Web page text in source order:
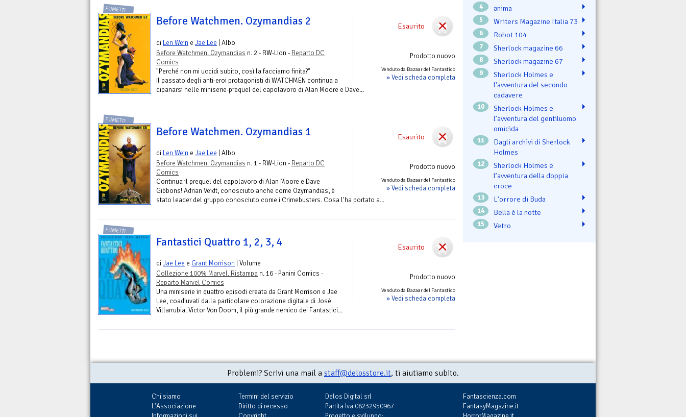
Esaurito
Prodotto nuovo
Venduto da Bazaar del Fantastico
» Vedi scheda completa
FUMETTI
Before Watchmen. Ozymandias 2
di Len Wein e Jae Lee | Albo
Before Watchmen. Ozymandias n. 2 - RW-Lion - Reparto DC
Comics
"Perché non mi uccidi subito, così la facciamo finita?"
Il passato degli anti-eroi protagonisti di WATCHMEN continua a
dipanarsi nelle miniserie-prequel del capolavoro di Alan Moore e Dave...
Esaurito
Prodotto nuovo
Venduto da Bazaar del Fantastico
» Vedi scheda completa
FUMETTI
Before Watchmen. Ozymandias 1
di Len Wein e Jae Lee | Albo
Before Watchmen. Ozymandias n. 1 - RW-Lion - Reparto DC
Comics
Continua il prequel del capolavoro di Alan Moore e Dave
Gibbons! Adrian Veidt, conosciuto anche come Ozymandias, è
stato leader del gruppo conosciuto come i Crimebusters. Cosa l'ha portato a...
Esaurito
Prodotto nuovo
Venduto da Bazaar del Fantastico
» Vedi scheda completa
FUMETTI
Fantastici Quattro 1, 2, 3, 4
diJae Lee e Grant Morrison | Volume
Collezione 100% Marvel. Ristampa n. 16 - Panini Comics -
Reparto Marvel Comics
Una miniserie in quattro episodi creata da Grant Morrison e Jae
Lee, coadiuvati dalla particolare colorazione digitale di José
Villarrubia. Victor Von Doom, il più grande nemico dei Fantastici...
4 ənima
5 Writers Magazine Italia 73
6 Robot 104
7 Sherlock magazine 66
8 Sherlock magazine 67
9
Sherlock Holmes e
l'avventura del secondo
cadavere
10
Sherlock Holmes e
l’avventura del gentiluomo
omicida
11
Dagli archivi di Sherlock
Holmes
12
Sherlock Holmes e
l’avventura della doppia
croce
13 L'orrore di Buda
14 Bella è la notte
15 Vetro
Problemi? Scrivi una mail a staff@delosstore.it, ti aiutiamo subito.
Chi siamo
L'Associazione
Termini del servizio
Diritto di recesso
Delos Digital srl
Partita Iva 08232950967
Fantascienza.com
FantasyMagazine.it